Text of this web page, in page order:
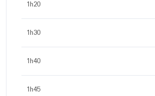
1h20
1h30
1h40
1h45